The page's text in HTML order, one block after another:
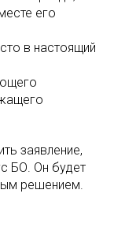
его
в настоящий
заявление,
БО. Он будет
решением.